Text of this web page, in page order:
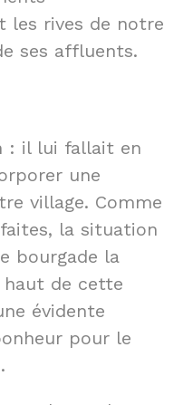
les rives de notre
ses affluents.
: il lui fallait en
une
village. Comme
la situation
bourgade la
de cette
évidente
pour le